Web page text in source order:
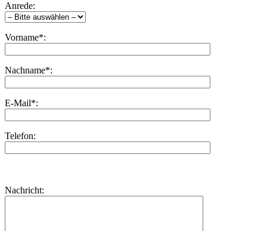
Anrede:
Vorname*:
Nachname*:
E-Mail*:
Telefon:
dieses
lasse
Nachricht: